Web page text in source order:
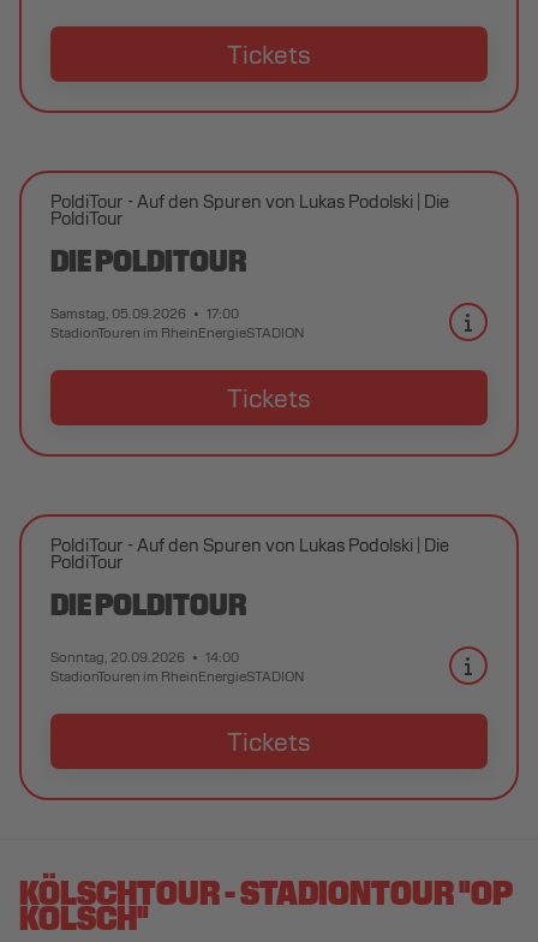
Tickets
PoldiTour - Auf den Spuren von Lukas Podolski Die
PoldiTour
DIE POLDITOUR
Samstag, 05.09.2026
17:00
StadionTouren im RheinEnergieSTADION
Tickets
PoldiTour - Auf den Spuren von Lukas Podolski Die
PoldiTour
DIE POLDITOUR
Sonntag, 20.09.2026
14:00
StadionTouren im RheinEnergieSTADION
Tickets
KÖLSCHTOUR - STADIONTOUR "OP
KÖLSCH"